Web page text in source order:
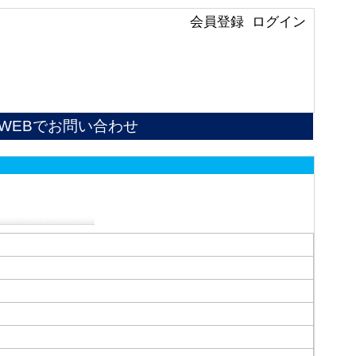
ログイン
会員登録
でお問い合わせ